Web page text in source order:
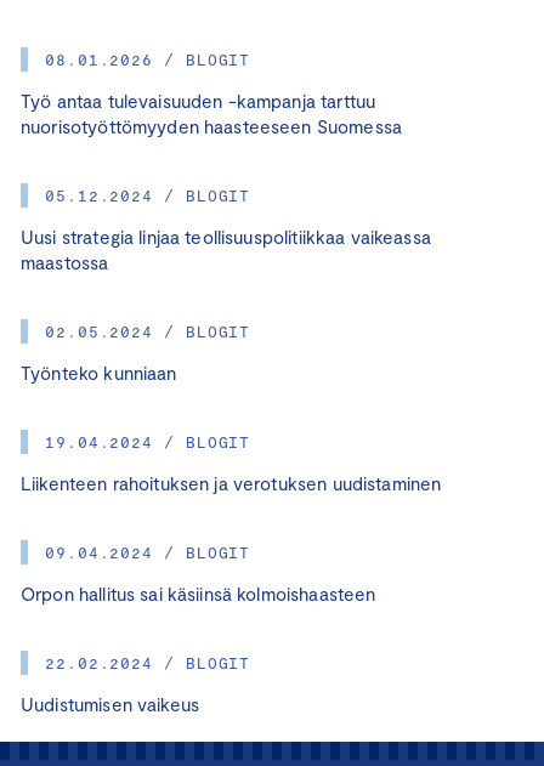
08.01.2026 / BLOGIT
Työ antaa tulevaisuuden -kampanja tarttuu
nuorisotyöttömyyden haasteeseen Suomessa
05.12.2024 / BLOGIT
Uusi strategia linjaa teollisuuspolitiikkaa vaikeassa
maastossa
02.05.2024 / BLOGIT
Työnteko kunniaan
19.04.2024 / BLOGIT
Liikenteen rahoituksen ja verotuksen uudistaminen
09.04.2024 / BLOGIT
Orpon hallitus sai käsiinsä kolmoishaasteen
22.02.2024 / BLOGIT
Uudistumisen vaikeus